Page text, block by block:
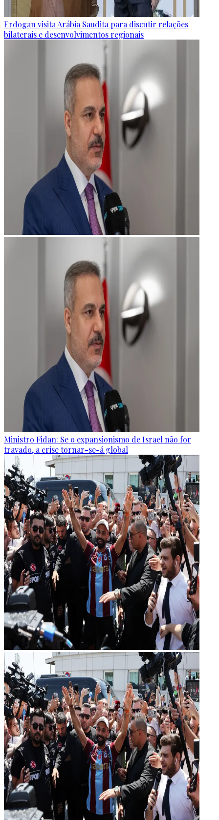
Erdogan visita Arábia Saudita para discutir relações
bilaterais e desenvolvimentos regionais
Ministro Fidan: Se o expansionismo de Israel não for
travado, a crise tornar-se-á global